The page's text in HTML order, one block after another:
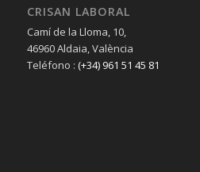
CRISAN LABORAL
Camí de la Lloma, 10,
46960 Aldaia, València
Teléfono : (+34) 961 51 45 81